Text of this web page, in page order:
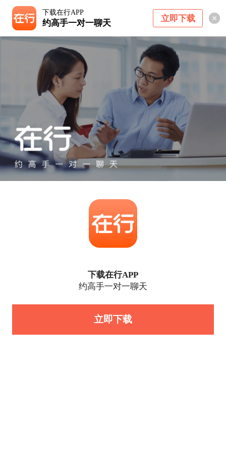
下载在行APP
约高手一对一聊天 立即下载
下载在行APP
约高手一对一聊天
立即下载